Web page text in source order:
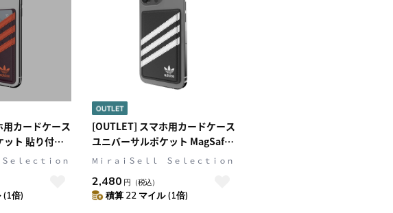
カードケース
ト 貼り付け
ンバ)シリーズ
アディ
ｅｌｅｃｔｉｏｎ
(1倍)
[OUTLET] スマホ用カードケース
ユニバーサルポケット MagSafe
対応 SAMBA(サンバ)シリーズ
ト) ロゴ didas Originals[アディ
ダス オリジナルス]
MⅰｒａｉＳｅｌｌ Ｓｅｌｅｃｔｉｏｎ
2,480 円 （税込）
積算 22 マイル (1倍)